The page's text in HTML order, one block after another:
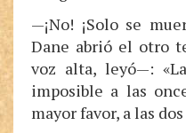
—¡No! ¡Solo se
Dane abrió el otro
voz alta, leyó—:
imposible a las
mayor favor, a las